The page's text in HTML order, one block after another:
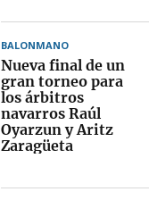
BALONMANO
Nueva final de un
gran torneo para
los árbitros
navarros Raúl
Oyarzun y Aritz
Zaragüeta